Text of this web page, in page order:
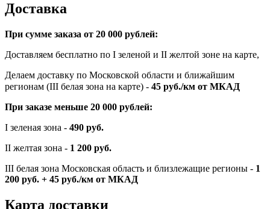
Доставка
При сумме заказа от 20 000 рублей:
Доставляем бесплатно по I зеленой и II желтой зоне на карте,
Делаем доставку по Московской области и ближайшим
регионам (III белая зона на карте) - 45 руб./км от МКАД
При заказе меньше 20 000 рублей:
I зеленая зона - 490 руб.
II желтая зона - 1 200 руб.
III белая зона Московская область и близлежащие регионы - 1
200 руб. + 45 руб./км от МКАД
Карта доставки